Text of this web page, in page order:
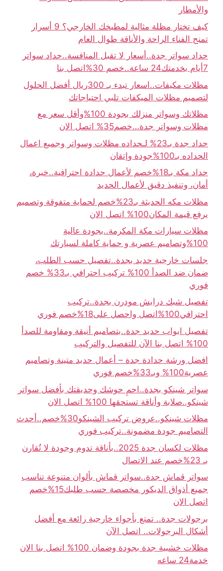
والأمطار
كيف تختار مظلة مثالية لمطبخك الخارجي؟ 9 أسرار
تمنح الفناء الراحة والأناقة طوال العام
حداد سواتر جدة..أسعار لا تقبل المنافسة..حداد سواتر
7أيام بخدمتك24 ساعة..خصم 30%اتصل بنا
مظلات مكيفات..اسعار تبدء بـ 300ريال أفضل الحلول
لتصميم مظلات الميكفات تلبي احتياجاتك
مظلاتك وسواتر منزلك بجودة 100%وأقل سعر مع
مظلات وسواتر جدة…خصم35% اتصل الان
حداد جدة بـ23% لـحداده مظلات وسواتر وجميع اعمال
الحداده بـ100%جودة وإتقان
حداد مكة بـ18%خصم لأعمال حدادة احترافية..خبرة،
أمان، وتنفيذ دقيق لأعمال الحديد
مظلات مكه الحديثة بـ23%خصم لحماية متفوقة وتصميم
يرفع قيمة المكان100% اتصل الان
مظلات سيارات مكة المكرمة..بجودة عالية
100%وتصاميم عصرية و حماية كاملة لسيارتك
جلسات خارجية حديد بجدة..تفصيل حسب الطلب،
ضمان ضد الصدأ 100% تركيب احترافي بـ33% خصم
فوري
تفصيل شبك درايش مودرن بجدة..تركيب
احترافي100%اتصل واحصل على18%خصم فوري
تفصيل ابواب حديد جدة..بتصاميم أنيقة ومقاومة للصدأ
100% اتصل بنا الآن للتفصيل والتركيب
افضل ورشة حدادة جدة – أعمال حديد متينة وتصاميم
عصرية100% وبـ33%خصم فوري
سواتر شينكو بجدة..احمِ حوشك وحديقتك بأفضل سواتر
شينكو..صلابة وأناقة تستحقها 100% اتصل الان
مظلات شينكو..عروض تركيب الشينكو30%خصم..أحدث
التصاميم جودة مضمونة..تركيب فوري
مظلات لكسان جدة 2025..بأناقة تدوم وجودة لا تُقارن
بـ 23%خصم عند الاتصال
سواتر قماش جدة..سواتر قماش بألوان متنوعة تناسب
جميع أذواق الديكور مخصصة حسب طلبك15%خصم
اتصل الان
برجولات جدة.. تمتع بأجواء خارجية رائعة مع أفضل
أشكال البرجولات.. اتصل الآن
مظلات خشبية جدة بجودة وضمان 100% اتصل بنا الان
خدمة24 ساعه